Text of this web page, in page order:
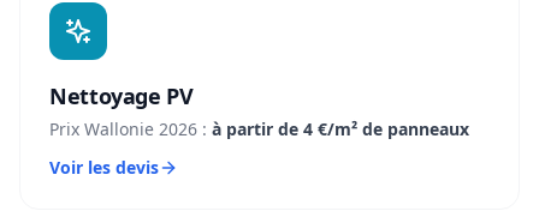
Nettoyage PV
Prix Wallonie 2026 : à partir de 4 €/m² de panneaux
Voir les devis